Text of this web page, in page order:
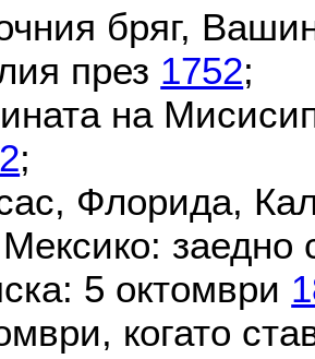
бряг,
през 1752;
на
;
Флорида,
заедно
5 октомври
когато